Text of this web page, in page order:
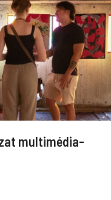
multimédia-